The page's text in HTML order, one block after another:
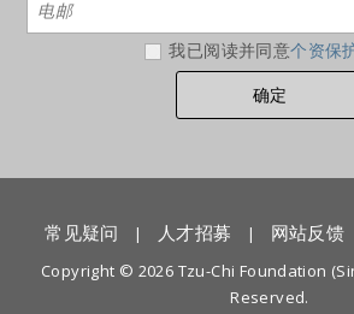
我已阅读并同意个资保
常见疑问 | 人才招募 | 网站反馈
Copyright © 2026 Tzu-Chi Foundation
Reserved.